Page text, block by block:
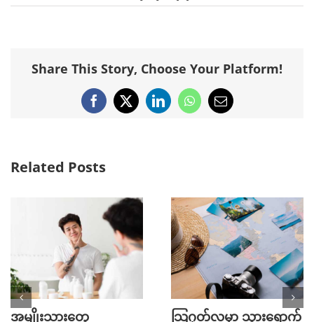
Share This Story, Choose Your Platform!
Facebook
X LinkedInWhatsApp
Email
Related Posts
အမျိုးသားတွေ
သြဂုတ်လမှာ သွားရောက်